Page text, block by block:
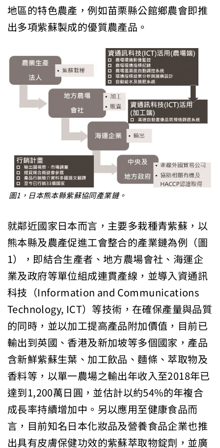
地區的特色農產，例如苗栗縣公館鄉農會即推
出多項紫蘇製成的優質農產品。
圖1，日本熊本縣紫蘇協同產業鏈。
就鄰近國家日本而言，主要多栽種青紫蘇，以
熊本縣及農產促進工會整合的產業鏈為例（圖
1），即結合生產者、地方農場會社、海運企
業及政府等單位組成連貫產線，並導入資通訊
科技（Information and Communications
Technology, ICT）等技術，在確保產量與品質
的同時，並以加工提高產品附加價值，目前已
輸出到英國、香港及新加坡等多個國家，產品
含新鮮紫蘇生葉、加工飲品、麵條、萃取物及
香料等，以單一農場之輸出年收入至2018年已
達到1,200萬日圓，並估計以約54%的年複合
成長率持續增加中。另以應用至健康食品而
言，目前知名日本化妝品及營養食品企業也推